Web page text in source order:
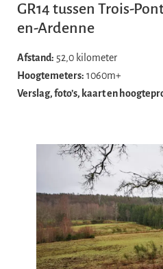
GR14 tussen Trois-
en-Ardenne
Afstand: 52,0 kilometer
Hoogtemeters: 1060m+
Verslag, foto’s, kaart en